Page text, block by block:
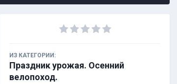
ИЗ КАТЕГОРИИ:
Праздник урожая. Осенний
велопоход.